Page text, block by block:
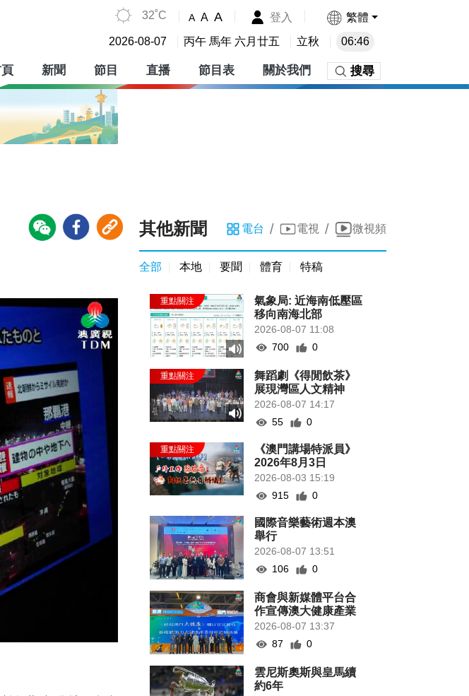
32˚C A A A 登入 繁體
2026-08-07 丙午 馬年 六月廿五 立秋 06:46
新聞 節目 直播 節目表 關於我們 搜尋
其他新聞 電台 / 電視 / 微視頻
全部 本地 要聞 體育 特稿
氣象局: 近海南低壓區
移向南海北部
2026-08-07 11:08
700
0
舞蹈劇《得閒飲茶》
展現灣區人文精神
2026-08-07 14:17
55
0
《澳門講場特派員》
2026年8月3日
2026-08-03 15:19
915
0
國際音樂藝術週本澳
舉行
2026-08-07 13:51
106
0
商會與新媒體平台合
作宣傳澳大健康產業
2026-08-07 13:37
87
0
雲尼斯奧斯與皇馬續
約6年